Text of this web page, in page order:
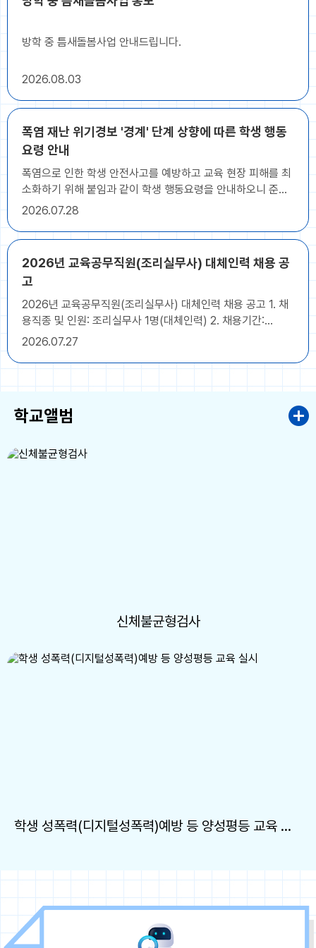
도달하지 아니한 사람 나. 채용공고일 전일 기준 급식(조리)
를 작성, 구비하여 본인이 직접방문 제출 [대리접수 및 우편접
은 첨부된 공고문을 확인해주시고, 문의사항은 군산수송초등
방학 중 틈새돌봄사업 안내드립니다.
2026 08.03
폭염 재난 위기경보 '경계' 단계 상향에 따른 학생 행동
요령 안내
폭염으로 인한 학생 안전사고를 예방하고 교육 현장 피해를 최
소화하기 위해 붙임과 같이 학생 행동요령을 안내하오니 준수
해 주시기 바랍니다. 붙임 폭염 대비 대응을 위한 학생 행동
2026 07.28
2026년 교육공무직원(조리실무사) 대체인력 채용 공
고
2026년 교육공무직원(조리실무사) 대체인력 채용 공고 1. 채
용직종 및 인원: 조리실무사 1명(대체인력) 2. 채용기간:
2026. 9. 1. ~ 2027. 8. 31.(1년) 3. 접수기간: 2026. 7. 27.
(09:00~16:00) 단, 8. 3(월) 접수마감일은 10:00까지 4.
접수방법: 응시원서 및 제출서류를 작성, 구비하여 본인이 직접
초등학교 행정실 * 자세한 사항은 첨부된 공고문을 확인해주시
로 연락주시기 바랍니다.
2026 07.27
학교앨범
신체불균형검사
학생 성폭력(디지털성폭력)예방 등 양성평등 교육 실시